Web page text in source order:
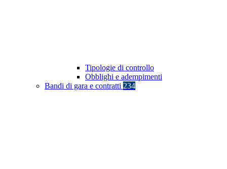
Tipologie di controllo
Obblighi e adempimenti
Bandi di gara e contratti 234